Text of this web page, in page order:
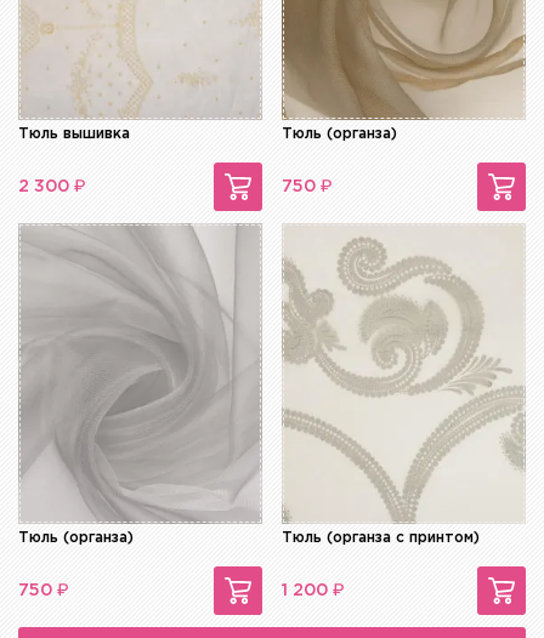
Тюль вышивка
2 300 ₽
Тюль (органза)
750 ₽
Тюль (органза)
750 ₽
Тюль (органза с принтом)
1 200 ₽